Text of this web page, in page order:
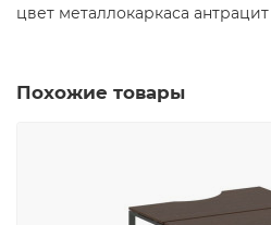
цвет металлокаркаса антрацит
Похожие товары